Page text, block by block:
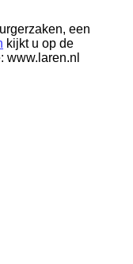
een
kijkt u op de
www.laren.nl